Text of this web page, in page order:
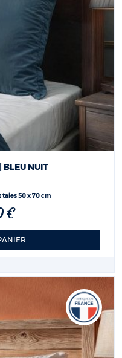
BLEU NUIT
taies 50 x 70 cm
€